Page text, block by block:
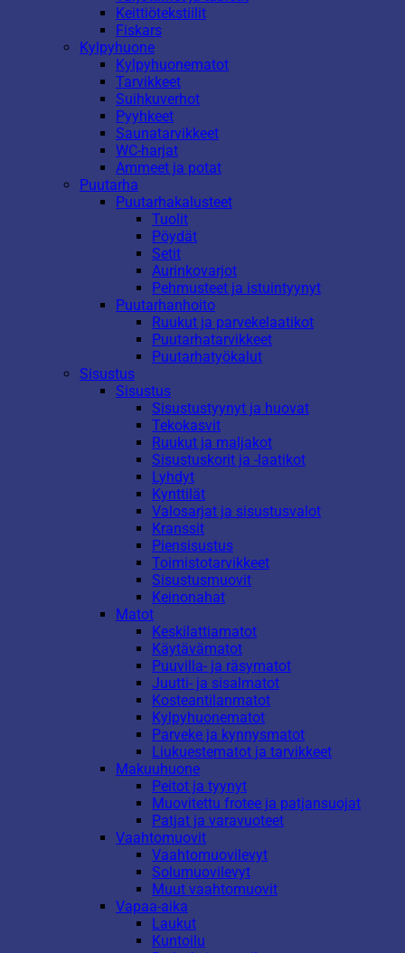
Keittiötekstiilit
Fiskars
Kylpyhuone
Kylpyhuonematot
Tarvikkeet
Suihkuverhot
Pyyhkeet
Saunatarvikkeet
WC-harjat
Ammeet ja potat
Puutarha
Puutarhakalusteet
Tuolit
Pöydät
Setit
Aurinkovarjot
Pehmusteet ja istuintyynyt
Puutarhanhoito
Ruukut ja parvekelaatikot
Puutarhatarvikkeet
Puutarhatyökalut
Sisustus
Sisustus
Sisustustyynyt ja huovat
Tekokasvit
Ruukut ja maljakot
Sisustuskorit ja -laatikot
Lyhdyt
Kynttilät
Valosarjat ja sisustusvalot
Kranssit
Piensisustus
Toimistotarvikkeet
Sisustusmuovit
Keinonahat
Matot
Keskilattiamatot
Käytävämatot
Puuvilla- ja räsymatot
Juutti- ja sisalmatot
Kosteantilanmatot
Kylpyhuonematot
Parveke ja kynnysmatot
Liukuestematot ja tarvikkeet
Makuuhuone
Peitot ja tyynyt
Muovitettu frotee ja patjansuojat
Patjat ja varavuoteet
Vaahtomuovit
Vaahtomuovilevyt
Solumuovilevyt
Muut vaahtomuovit
Vapaa-aika
Laukut
Kuntoilu